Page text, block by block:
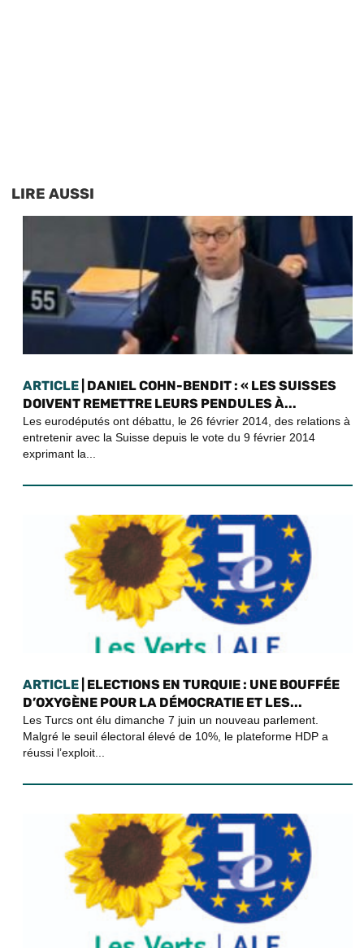
LIRE AUSSI
ARTICLE | DANIEL COHN-BENDIT : « LES SUISSES
DOIVENT REMETTRE LEURS PENDULES À...
Les eurodéputés ont débattu, le 26 février 2014, des relations à
entretenir avec la Suisse depuis le vote du 9 février 2014
exprimant la...
ARTICLE | ELECTIONS EN TURQUIE : UNE BOUFFÉE
D’OXYGÈNE POUR LA DÉMOCRATIE ET LES...
Les Turcs ont élu dimanche 7 juin un nouveau parlement.
Malgré le seuil électoral élevé de 10%, le plateforme HDP a
réussi l’exploit...